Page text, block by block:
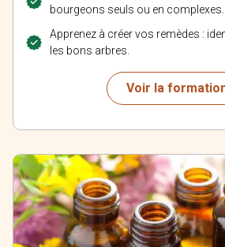
bourgeons seuls ou en complexes.
Apprenez à créer vos remèdes :
les bons arbres.
Voir la